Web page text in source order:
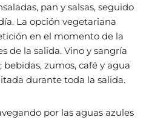
pan y salsas, seguido
La opción vegetariana
en el momento de la
de la salida. Vino y sangría
zumos, café y agua
durante toda la salida.
por las aguas azules